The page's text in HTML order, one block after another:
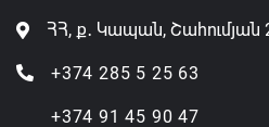
ՀՀ, ք․ Կապան, Շահումյան
+374 285 5 25 63
+374 91 45 90 47